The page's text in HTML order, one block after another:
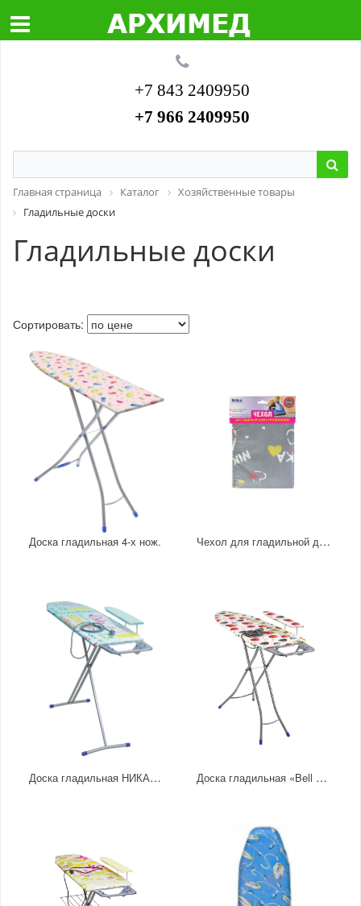
+7 843 2409950
+7 966 2409950
Главная страница Каталог
Хозяйственные товары
Гладильные доски
Гладильные доски
Сортировать:
Доска гладильная 4-х нож. Чехол для гладильной доски ТЕФЛОН
Доска гладильная НИКА-3 1225Х345 Доска гладильная «Bell classy» (арт. БК2)